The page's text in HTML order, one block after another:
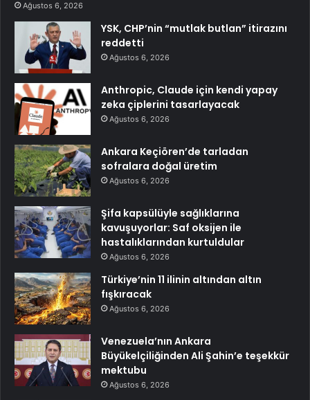
Ağustos 6, 2026
YSK, CHP’nin “mutlak butlan” itirazını
reddetti
Ağustos 6, 2026
Anthropic, Claude için kendi yapay
zeka çiplerini tasarlayacak
Ağustos 6, 2026
Ankara Keçiören’de tarladan
sofralara doğal üretim
Ağustos 6, 2026
Şifa kapsülüyle sağlıklarına
kavuşuyorlar: Saf oksijen ile
hastalıklarından kurtuldular
Ağustos 6, 2026
Türkiye’nin 11 ilinin altından altın
fışkıracak
Ağustos 6, 2026
Venezuela’nın Ankara
Büyükelçiliğinden Ali Şahin’e teşekkür
mektubu
Ağustos 6, 2026